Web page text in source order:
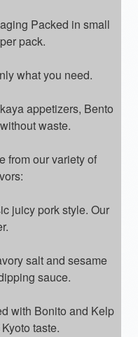
Packed in small
pack.
what you need.
appetizers, Bento
waste.
from our variety of
juicy pork style. Our
salt and sesame
sauce.
with Bonito and Kelp
taste.